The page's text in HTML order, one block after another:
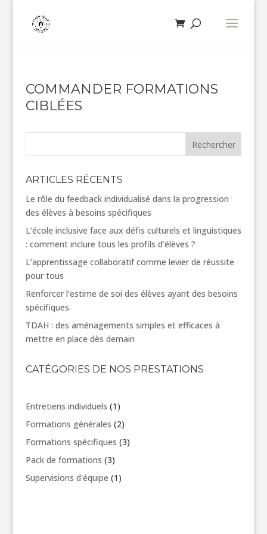
COMMANDER FORMATIONS
CIBLÉES
Rechercher
ARTICLES RÉCENTS
Le rôle du feedback individualisé dans la progression
des élèves à besoins spécifiques
L’école inclusive face aux défis culturels et linguistiques
: comment inclure tous les profils d’élèves ?
L’apprentissage collaboratif comme levier de réussite
pour tous
Renforcer l’estime de soi des élèves ayant des besoins
spécifiques.
TDAH : des aménagements simples et efficaces à
mettre en place dès demain
CATÉGORIES DE NOS PRESTATIONS
Entretiens individuels 1 1
produit
Formations générales 22
produits
Formations spécifiques 33
Pack de formations 33
produits
Supervisions d'équipe 1 1